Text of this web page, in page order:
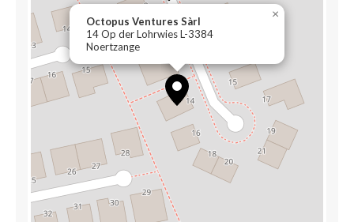
Octopus Ventures Sàrl
14 Op der Lohrwies L-3384
Noertzange
×